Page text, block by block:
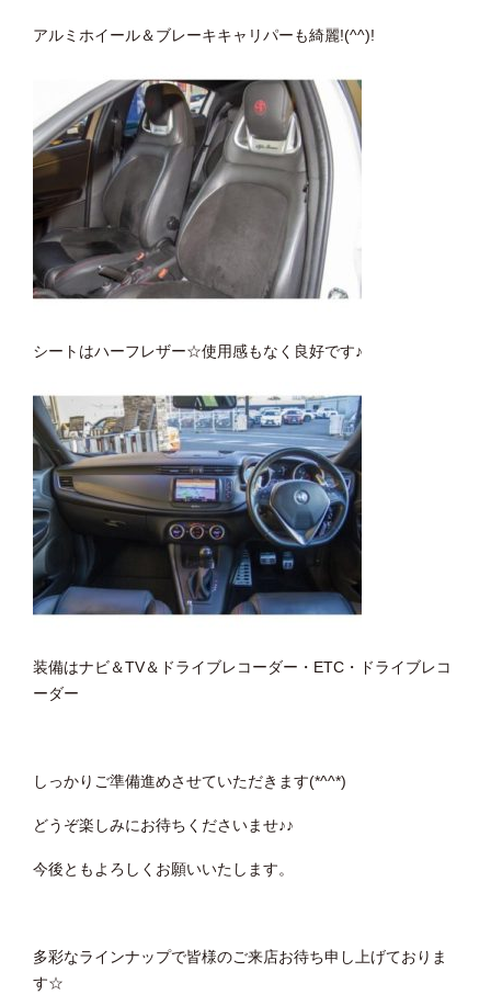
アルミホイール＆ブレーキキャリパーも綺麗!(^^)!
シートはハーフレザー☆使用感もなく良好です♪
装備はナビ＆TV＆ドライブレコーダー・ETC・ドライブレコ
ーダー
しっかりご準備進めさせていただきます(*^^*)
どうぞ楽しみにお待ちくださいませ♪♪
今後ともよろしくお願いいたします。
多彩なラインナップで皆様のご来店お待ち申し上げておりま
す☆